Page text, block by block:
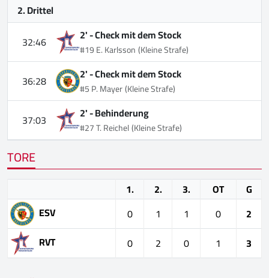
2. Drittel
32:46
2' -Check mit dem Stock
#19 E. Karlsson(Kleine Strafe)
36:28 2' -Check mit dem Stock
#5 P. Mayer(Kleine Strafe)
37:03 2' -Behinderung
#27 T. Reichel(Kleine Strafe)
TORE
1. 2. 3. OT
G
ESV
0 1 1 0
2
RVT
0 2 0 1 3